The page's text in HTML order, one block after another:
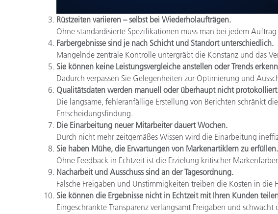
Rüstzeiten variieren – selbst bei Wiederholaufträgen.
Ohne standardisierte Spezifikationen muss man bei jedem
Farbergebnisse sind je nach Schicht und Standort unterschiedlich.
Mangelnde zentrale Kontrolle untergräbt die Konstanz und das
Sie können keine Leistungsvergleiche anstellen oder Trends
Dadurch verpassen Sie Gelegenheiten zur Optimierung und
Qualitätsdaten werden manuell oder überhaupt nicht
Die langsame, fehleranfällige Erstellung von Berichten schränkt
Entscheidungsfindung.
Die Einarbeitung neuer Mitarbeiter dauert Wochen.
Durch nicht mehr zeitgemäßes Wissen wird die Einarbeitung
Sie haben Mühe, die Erwartungen von Markenartiklern zu erfüllen.
Ohne Feedback in Echtzeit ist die Erzielung kritischer
Nacharbeit und Ausschuss sind an der Tagesordnung.
Falsche Freigaben und Unstimmigkeiten treiben die Kosten in die
Sie können die Ergebnisse nicht in Echtzeit mit Ihren Kunden
Eingeschränkte Transparenz verlangsamt Freigaben und schwächt